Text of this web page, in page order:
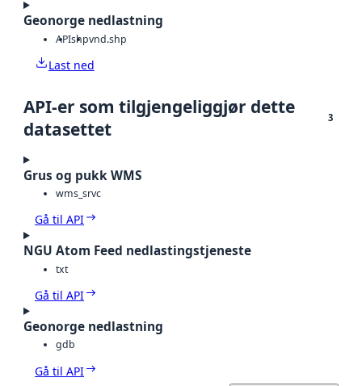
Geonorge nedlastning
APIshpvnd.shp
Last ned
API-er som tilgjengeliggjør dette
datasettet
3
Grus og pukk WMS
wms_srvc
Gå til API
NGU Atom Feed nedlastingstjeneste
txt
Gå til API
Geonorge nedlastning
gdb
Gå til API